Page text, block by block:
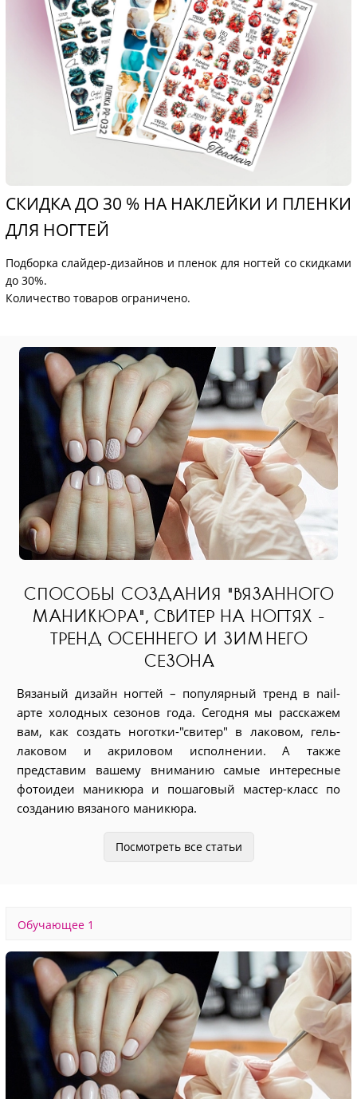
СКИДКА ДО 30 % НА НАКЛЕЙКИ И ПЛЕНКИ
ДЛЯ НОГТЕЙ
Подборка слайдер-дизайнов и пленок для ногтей со скидками
до 30%.
Количество товаров ограничено.
СПОСОБЫ СОЗДАНИЯ "ВЯЗАННОГО
МАНИКЮРА", СВИТЕР НА НОГТЯХ -
ТРЕНД ОСЕННЕГО И ЗИМНЕГО
СЕЗОНА.
Вязаный дизайн ногтей – популярный тренд в nail-
арте холодных сезонов года. Сегодня мы расскажем
вам, как создать ноготки-"свитер" в лаковом, гель-
лаковом и акриловом исполнении. А также
представим вашему вниманию самые интересные
фотоидеи маникюра и пошаговый мастер-класс по
созданию вязаного маникюра.
Читать полностьюПосмотреть все статьи
Обучающее 1